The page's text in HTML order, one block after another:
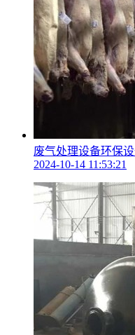
废气处理设备环保
2024-10-14 11:53:21